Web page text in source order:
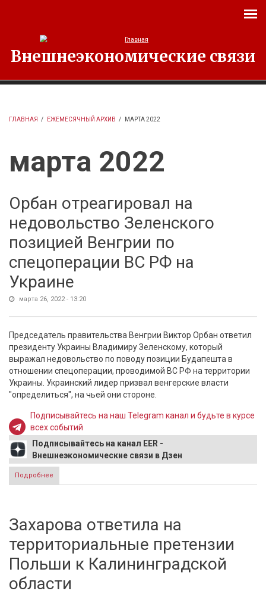
Внешнеэкономические связи
ГЛАВНАЯ / ЕЖЕМЕСЯЧНЫЙ АРХИВ / МАРТА 2022
марта 2022
Орбан отреагировал на
недовольство Зеленского
позицией Венгрии по
спецоперации ВС РФ на
Украине
марта 26, 2022 - 13:20
Председатель правительства Венгрии Виктор Орбан ответил
президенту Украины Владимиру Зеленскому, который
выражал недовольство по поводу позиции Будапешта в
отношении спецоперации, проводимой ВС РФ на территории
Украины. Украинский лидер призвал венгерские власти
"определиться", на чьей они стороне.
Подписывайтесь на наш Telegram канал и будьте в курсе
всех событий
Подписывайтесь на канал EER -
Внешнеэкономические связи в Дзен
Подробнее
позицией Венгрии по спецоперации ВС РФ на Украине
Захарова ответила на
территориальные претензии
Польши к Калининградской
области